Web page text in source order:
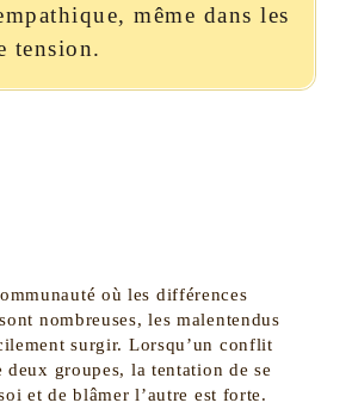
même dans les
tension.
où les différences
nombreuses, les malentendus
surgir. Lorsqu’un conflit
deux groupes, la tentation de se
et de blâmer l’autre est forte.